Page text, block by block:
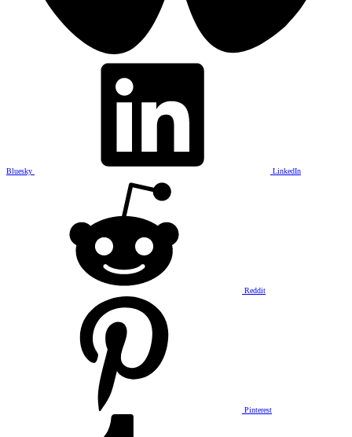
Bluesky LinkedIn
Reddit
Pinterest